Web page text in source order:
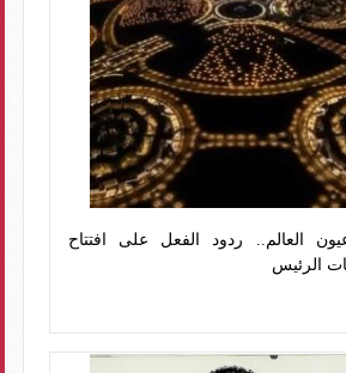
العالم.. ردود الفعل على افتتاح
الرئيس